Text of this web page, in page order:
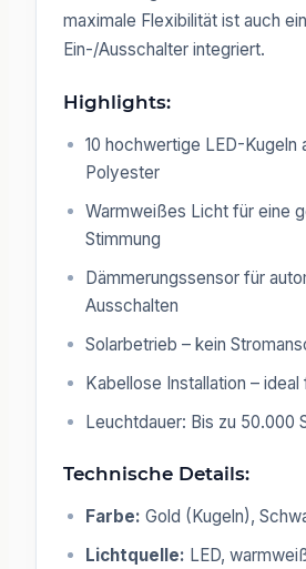
maximale Flexibilität ist auch
Ein-/Ausschalter integriert.
Highlights:
10 hochwertige LED-Kugeln
Polyester
Warmweißes Licht für eine
Stimmung
Dämmerungssensor für
Ausschalten
Solarbetrieb – kein
Kabellose Installation –
Leuchtdauer: Bis zu 50.000
Technische Details:
Farbe: Gold (Kugeln),
Lichtquelle: LED,